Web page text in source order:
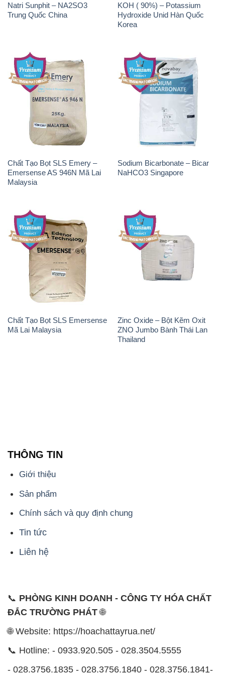
Natri Sunphit – NA2SO3
Trung Quốc China
KOH ( 90%) – Potassium
Hydroxide Unid Hàn Quốc
Korea
Chất Tạo Bọt SLS Emery –
Emersense AS 946N Mã Lai
Malaysia
Sodium Bicarbonate – Bicar
NaHCO3 Singapore
Chất Tạo Bọt SLS Emersense
Mã Lai Malaysia
Zinc Oxide – Bột Kẽm Oxit
ZNO Jumbo Bành Thái Lan
Thailand
THÔNG TIN
Giới thiệu
Sản phẩm
Chính sách và quy định chung
Tin tức
Liên hệ
📞 PHÒNG KINH DOANH - CÔNG TY HÓA CHẤT
ĐẮC TRƯỜNG PHÁT🌐
🌐 Website: https://hoachattayrua.net/
📞 Hotline: - 0933.920.505 - 028.3504.5555
- 028.3756.1835 - 028.3756.1840 - 028.3756.1841-